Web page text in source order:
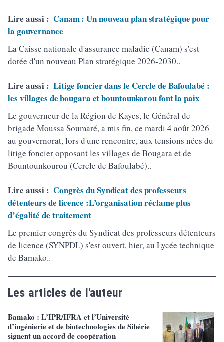
Lire aussi : Canam : Un nouveau plan stratégique pour
la gouvernance
La Caisse nationale d'assurance maladie (Canam) s'est
dotée d'un nouveau Plan stratégique 2026-2030..
Lire aussi : Litige foncier dans le Cercle de Bafoulabé :
les villages de bougara et bountounkorou font la paix
Le gouverneur de la Région de Kayes, le Général de
brigade Moussa Soumaré, a mis fin, ce mardi 4 août 2026
au gouvernorat, lors d'une rencontre, aux tensions nées du
litige foncier opposant les villages de Bougara et de
Bountounkourou (Cercle de Bafoulabé)..
Lire aussi : Congrès du Syndicat des professeurs
détenteurs de licence :L’organisation réclame plus
d’égalité de traitement
Le premier congrès du Syndicat des professeurs détenteurs
de licence (SYNPDL) s'est ouvert, hier, au Lycée technique
de Bamako..
Les articles de l'auteur
Bamako : L’IPR/IFRA et l’Université
d’ingénierie et de biotechnologies de Sibérie
signent un accord de coopération